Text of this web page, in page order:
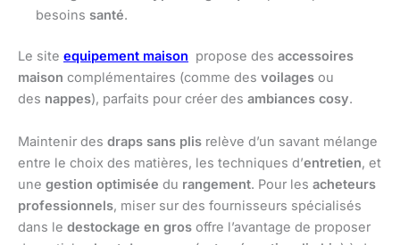
besoins santé.
Le site equipement maison propose des accessoires
maison complémentaires (comme des voilages ou
des nappes), parfaits pour créer des ambiances cosy.
Maintenir des draps sans plis relève d’un savant mélange
entre le choix des matières, les techniques d’entretien, et
une gestion optimisée du rangement. Pour les acheteurs
professionnels, miser sur des fournisseurs spécialisés
dans le destockage en gros offre l’avantage de proposer